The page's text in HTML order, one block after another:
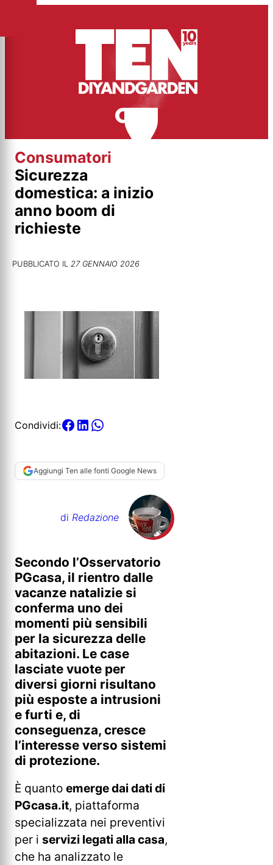
contenuto
Consumatori
Sicurezza
domestica: a inizio
anno boom di
richieste
PUBBLICATO IL 27 GENNAIO 2026
Condividi:
Aggiungi Ten alle fonti Google News
di Redazione
Secondo l’Osservatorio
PGcasa, il rientro dalle
vacanze natalizie si
conferma uno dei
momenti più sensibili
per la sicurezza delle
abitazioni. Le case
lasciate vuote per
diversi giorni risultano
più esposte a intrusioni
e furti e, di
conseguenza, cresce
l’interesse verso sistemi
di protezione.
È quanto emerge dai dati di
PGcasa.it, piattaforma
specializzata nei preventivi
per i servizi legati alla casa,
che ha analizzato le